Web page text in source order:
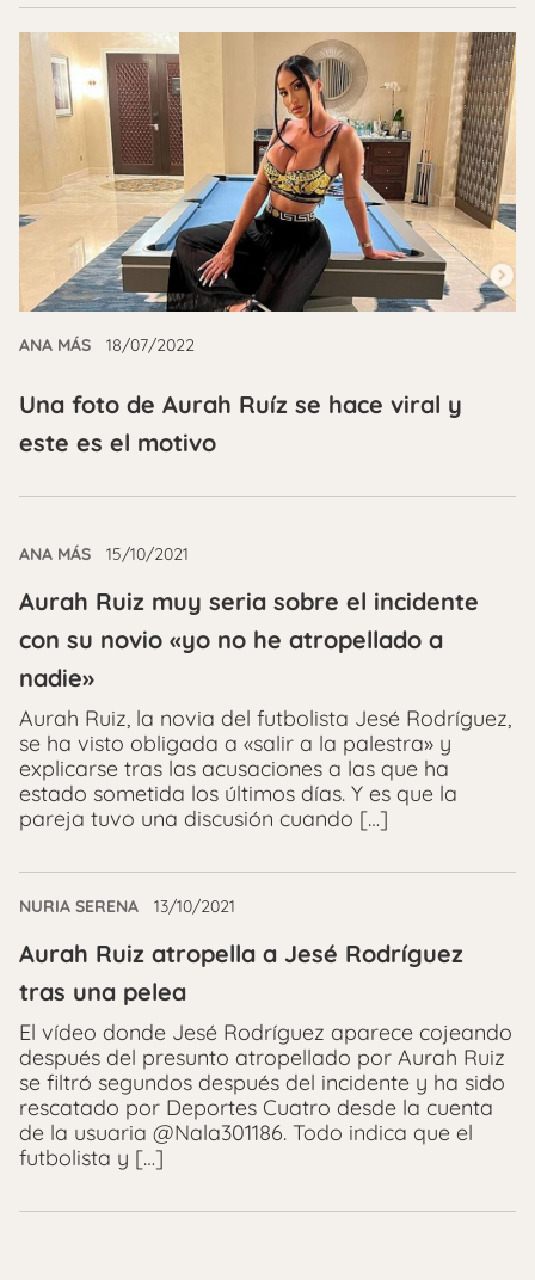
ANA MÁS 18/07/2022
Una foto de Aurah Ruíz se hace viral y
este es el motivo
ANA MÁS 15/10/2021
Aurah Ruiz muy seria sobre el incidente
con su novio «yo no he atropellado a
nadie»
Aurah Ruiz, la novia del futbolista Jesé Rodríguez,
se ha visto obligada a «salir a la palestra» y
explicarse tras las acusaciones a las que ha
estado sometida los últimos días. Y es que la
pareja tuvo una discusión cuando […]
NURIA SERENA 13/10/2021
Aurah Ruiz atropella a Jesé Rodríguez
tras una pelea
El vídeo donde Jesé Rodríguez aparece cojeando
después del presunto atropellado por Aurah Ruiz
se filtró segundos después del incidente y ha sido
rescatado por Deportes Cuatro desde la cuenta
de la usuaria @Nala301186. Todo indica que el
futbolista y […]